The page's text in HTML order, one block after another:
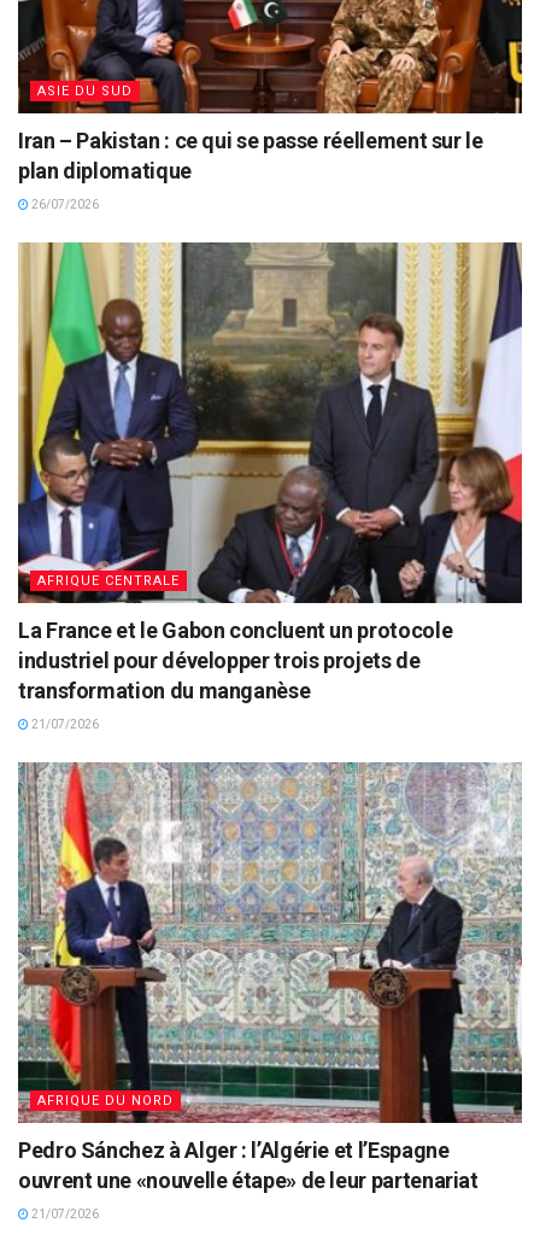
ASIE DU SUD
Iran – Pakistan : ce qui se passe réellement sur le
plan diplomatique
26/07/2026
AFRIQUE CENTRALE
La France et le Gabon concluent un protocole
industriel pour développer trois projets de
transformation du manganèse
21/07/2026
AFRIQUE DU NORD
Pedro Sánchez à Alger : l’Algérie et l’Espagne
ouvrent une «nouvelle étape» de leur partenariat
21/07/2026